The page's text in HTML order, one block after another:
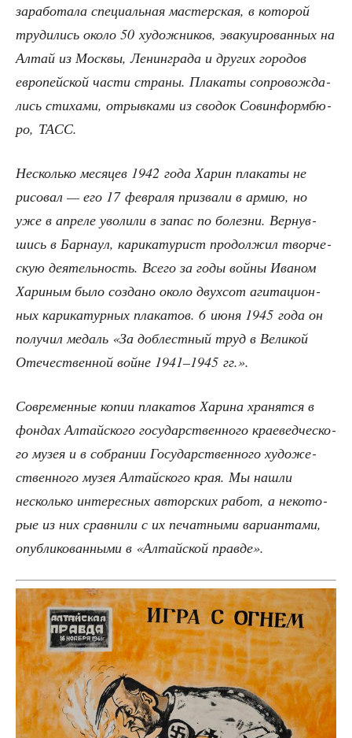
зара­бо­та­ла спе­ци­аль­ная мастер­ская, в кото­рой
тру­ди­лись око­ло 50 худож­ни­ков, эва­ку­и­ро­ван­ных на
Алтай из Моск­вы, Ленин­гра­да и дру­гих горо­дов
евро­пей­ской части стра­ны. Пла­ка­ты сопро­вож­да­
лись сти­ха­ми, отрыв­ка­ми из сво­док Сов­ин­форм­бю­
ро, ТАСС.
Несколь­ко меся­цев 1942 года Харин пла­ка­ты не
рисо­вал — его 17 фев­ра­ля при­зва­ли в армию, но
уже в апре­ле уво­ли­ли в запас по болез­ни. Вер­нув­
шись в Бар­на­ул, кари­ка­ту­рист про­дол­жил твор­че­
скую дея­тель­ность. Все­го за годы вой­ны Ива­ном
Хари­ным было созда­но око­ло двух­сот аги­та­ци­он­
ных кари­ка­тур­ных пла­ка­тов. 6 июня 1945 года он
полу­чил медаль «За доб­лест­ный труд в Вели­кой
Оте­че­ствен­ной войне 1941–1945 гг.».
Совре­мен­ные копии пла­ка­тов Хари­на хра­нят­ся в
фон­дах Алтай­ско­го госу­дар­ствен­но­го кра­е­вед­че­ско­
го музея и в собра­нии Госу­дар­ствен­но­го худо­же­
ствен­но­го музея Алтай­ско­го края. Мы нашли
несколь­ко инте­рес­ных автор­ских работ, а неко­то­
рые из них срав­ни­ли с их печат­ны­ми вари­ан­та­ми,
опуб­ли­ко­ван­ны­ми в «Алтай­ской правде».